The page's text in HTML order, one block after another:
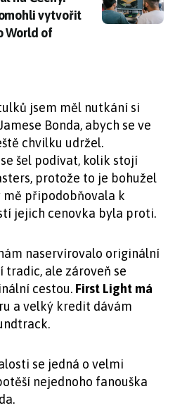
vytvořit
World of
jsem měl nutkání si
Bonda, abych se ve
chvilku udržel.
šel podívat, kolik stojí
protože to je bohužel
mě připodobňovala k
jejich cenovka byla proti.
naservírovalo originální
tradic, ale zároveň se
cestou. First Light má
a velký kredit dávám
se jedná o velmi
nejednoho fanouška